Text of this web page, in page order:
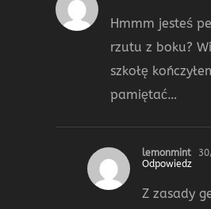
Hmmm jesteś
rzutu z boku?
szkołę
pamiętać…
lemonmint
Odpowiedz
Z zasady